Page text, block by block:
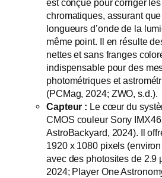
chromatiques, assurant
longueurs d’onde de la
même point. Il en résulte
nettes et sans franges
indispensable pour des
photométriques et
(PCMag, 2024; ZWO, s.d.).
Capteur : Le cœur du
CMOS couleur Sony
AstroBackyard, 2024). Il
1920 x 1080 pixels
avec des photosites de 2.9
2024; Player One